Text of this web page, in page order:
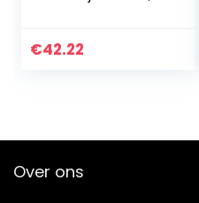
gaas,anti muis
€42.22
Over ons